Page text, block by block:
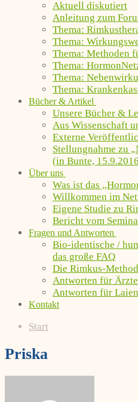
Aktuell diskutiert
Anleitung zum
Thema:
Thema:
Thema: Methoden
Thema:
Thema:
Thema:
Bücher & Artikel
Unsere Bücher &
Aus Wissenschaft
Externe
Stellungnahme zu
(in Bunte,
Über uns
Was ist das
Willkommen im
Eigene Studie zu
Bericht vom
Fragen und Antworten
Bio-identische /
das große FAQ
Die Rimkus-
Antworten für
Antworten für
Kontakt
Start
Priska